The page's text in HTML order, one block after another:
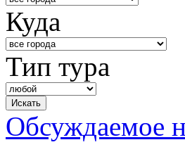
Куда
Тип тура
Обсуждаемое